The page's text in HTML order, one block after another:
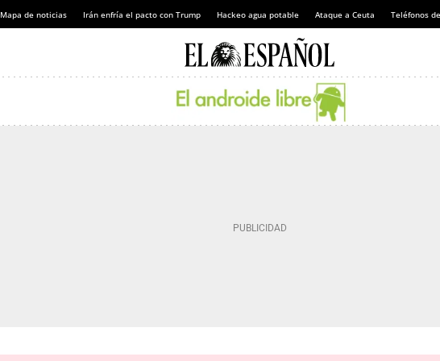
Mapa de noticias Irán enfría el pacto con Trump Hackeo agua potable Ataque a Ceuta Teléfonos